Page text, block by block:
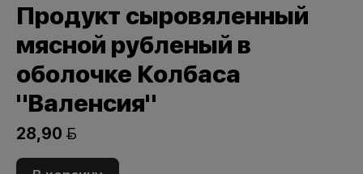
Продукт сыровяленный
мясной рубленый в
оболочке Колбаса
"Валенсия"
28,90 